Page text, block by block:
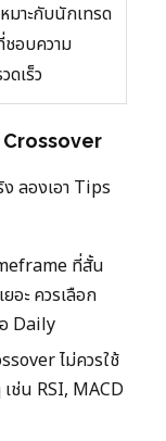
หมาะกับนักเทรด
ชอบความ
ดเร็ว
Crossover
ลองเอา Tips
ที่สั้น
อะ ควรเลือก
Daily
ไม่ควรใช้
ช่น RSI, MACD